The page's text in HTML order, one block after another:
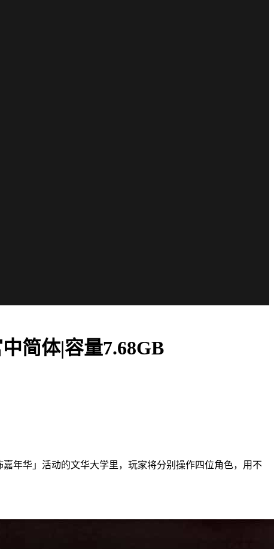
简体|容量7.68GB
年华」活动的文华大学里，玩家将分别操作四位角色，用不